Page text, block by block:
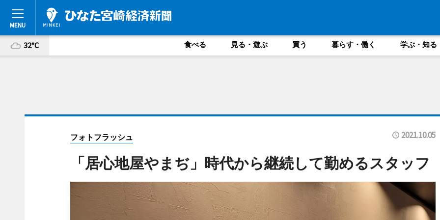
32°C 食べる 見る・遊ぶ 買う 暮らす・働く 学ぶ・知る
フォトフラッシュ 2021.10.05
「居心地屋やまぢ」時代から継続して勤めるスタッフ